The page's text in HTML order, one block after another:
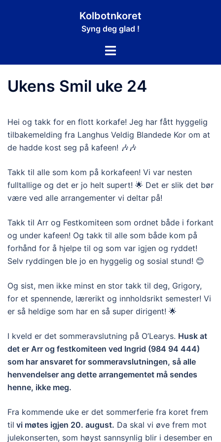
Kolbotnkoret
Syng deg glad !
Toggle
Ukens Smil uke 24
Hei og takk for en flott korkafe! Jeg har fått hyggelig
tilbakemelding fra Langhus Veldig Blandede Kor om at
de hadde kost seg på kafeen! 🎶🎶
Takk til alle som kom på korkafeen! Vi var nesten
fulltallige og det er jo helt supert! 🌟 Det er slik det bør
være ved alle arrangementer vi deltar på!
Takk til Arr og Festkomiteen som ordnet både i forkant
og under kafeen! Og takk til alle som både kom på
forhånd for å hjelpe til og som var igjen og ryddet!
Selv ryddingen ble jo en hyggelig og sosial stund! 😊
Og sist, men ikke minst en stor takk til deg, Grigory,
for et spennende, lærerikt og innholdsrikt semester! Vi
er så heldige som har en så super dirigent! 🌟
I kveld er det sommeravslutning på O’Learys. Husk at
det er Arr og festkomiteen ved Ingrid (984 94 444)
som har ansvaret for sommeravslutningen, så alle
henvendelser ang dette arrangementet må sendes
henne, ikke meg.
Fra kommende uke er det sommerferie fra koret frem
til vi møtes igjen 20. august. Da skal vi øve frem mot
julekonserten, som høyst sannsynlig blir i desember en